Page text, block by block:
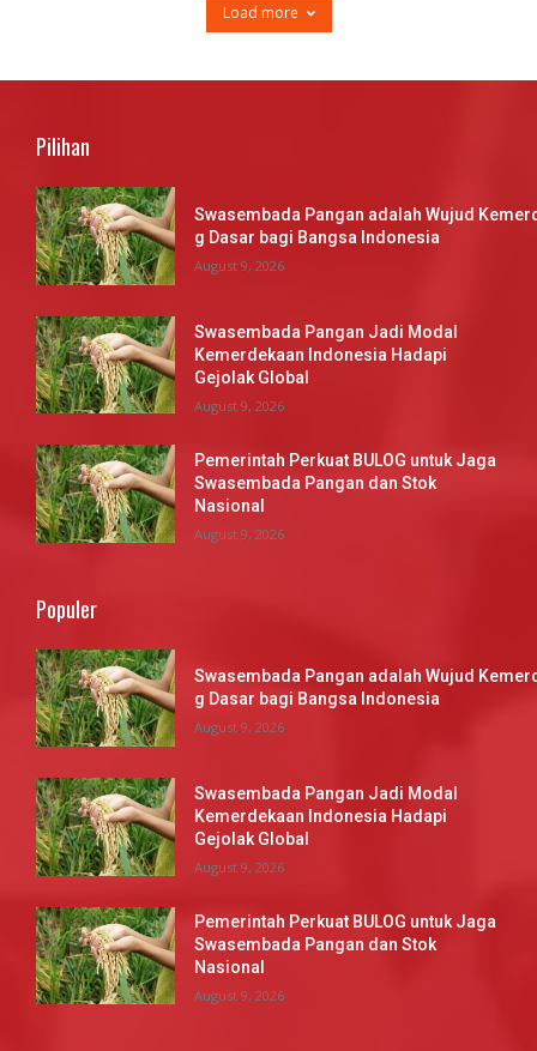
Load more
Pilihan
Swasembada Pangan adalah Wujud
g Dasar bagi Bangsa Indonesia
August 9, 2026
Swasembada Pangan Jadi Modal
Kemerdekaan Indonesia Hadapi
Gejolak Global
August 9, 2026
Pemerintah Perkuat BULOG untuk Jaga
Swasembada Pangan dan Stok
Nasional
August 9, 2026
Populer
Swasembada Pangan adalah Wujud
g Dasar bagi Bangsa Indonesia
August 9, 2026
Swasembada Pangan Jadi Modal
Kemerdekaan Indonesia Hadapi
Gejolak Global
August 9, 2026
Pemerintah Perkuat BULOG untuk Jaga
Swasembada Pangan dan Stok
Nasional
August 9, 2026